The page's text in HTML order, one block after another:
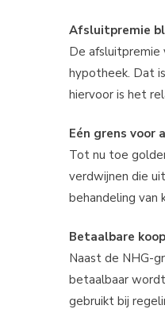
Afsluitpremie
De afsluitpremie
hypotheek. Dat
hiervoor is het
Eén grens voor
Tot nu toe
verdwijnen die
behandeling van
Betaalbare
Naast de NHG-
betaalbaar
gebruikt bij